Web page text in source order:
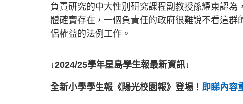
負責研究的中大性別研究課程副教授孫耀東認
體確實存在，一個負責任的政府很難說不看這
侶權益的法例工作。
↓2024/25學年星島學生報最新資訊↓
全新小學學生報《陽光校園報》登場！ 即睇內容